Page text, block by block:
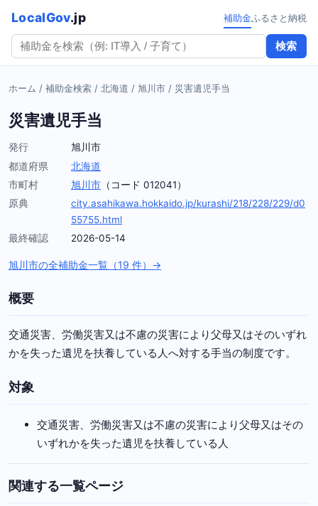
LocalGov.jp
検索
補助金ふるさと納税
ホーム / 補助金検索 / 北海道 / 旭川市 / 災害遺児手当
災害遺児手当
発行
旭川市
都道府県
北海道
市町村
旭川市 （コード 012041）
原典
city.asahikawa.hokkaido.jp/kurashi/218/228/229/d0
55755.html
最終確認
2026-05-14
旭川市の全補助金一覧（19 件）→
概要
交通災害、労働災害又は不慮の災害により父母又はそのいずれ
かを失った遺児を扶養している人へ対する手当の制度です。
対象
交通災害、労働災害又は不慮の災害により父母又はその
いずれかを失った遺児を扶養している人
関連する一覧ページ